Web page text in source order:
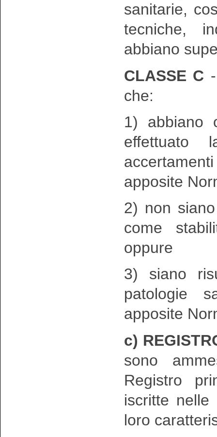
sanitarie,
tecniche,
abbiano
CLASSE C
che:
1) abbiano
apposite
2) non
come
oppure
3) siano
patologie
apposite
c)
sono
Registro
iscritte
loro